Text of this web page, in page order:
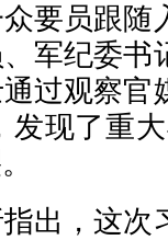
要员跟随
军纪委书
过观察官
现了重
出，这次